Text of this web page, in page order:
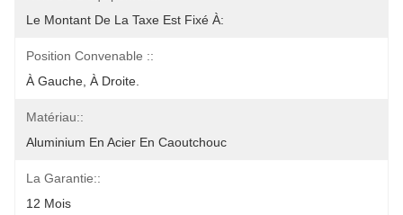
Le Montant De La Taxe Est Fixé À:
Position Convenable ::
À Gauche, À Droite.
Matériau::
Aluminium En Acier En Caoutchouc
La Garantie::
12 Mois